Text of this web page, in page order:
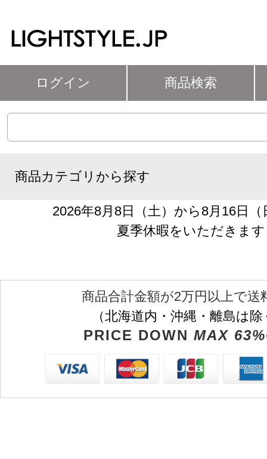
ログイン 商品検索
商品カテゴリから探す
2026年8月8日（土）から8月16日
夏季休暇をいただきます
商品合計金額が2万円以上で送
（北海道内・沖縄・離島は
PRICE DOWN MAX